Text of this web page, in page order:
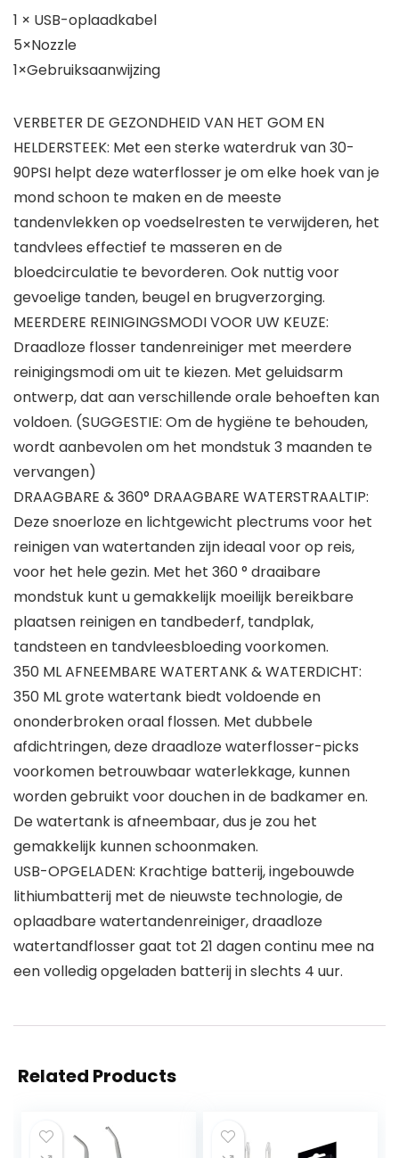
1 × USB-oplaadkabel
5×Nozzle
1×Gebruiksaanwijzing
VERBETER DE GEZONDHEID VAN HET GOM EN
HELDERSTEEK: Met een sterke waterdruk van 30-
90PSI helpt deze waterflosser je om elke hoek van je
mond schoon te maken en de meeste
tandenvlekken op voedselresten te verwijderen, het
tandvlees effectief te masseren en de
bloedcirculatie te bevorderen. Ook nuttig voor
gevoelige tanden, beugel en brugverzorging.
MEERDERE REINIGINGSMODI VOOR UW KEUZE:
Draadloze flosser tandenreiniger met meerdere
reinigingsmodi om uit te kiezen. Met geluidsarm
ontwerp, dat aan verschillende orale behoeften kan
voldoen. (SUGGESTIE: Om de hygiëne te behouden,
wordt aanbevolen om het mondstuk 3 maanden te
vervangen)
DRAAGBARE & 360° DRAAGBARE WATERSTRAALTIP:
Deze snoerloze en lichtgewicht plectrums voor het
reinigen van watertanden zijn ideaal voor op reis,
voor het hele gezin. Met het 360 ° draaibare
mondstuk kunt u gemakkelijk moeilijk bereikbare
plaatsen reinigen en tandbederf, tandplak,
tandsteen en tandvleesbloeding voorkomen.
350 ML AFNEEMBARE WATERTANK & WATERDICHT:
350 ML grote watertank biedt voldoende en
ononderbroken oraal flossen. Met dubbele
afdichtringen, deze draadloze waterflosser-picks
voorkomen betrouwbaar waterlekkage, kunnen
worden gebruikt voor douchen in de badkamer en.
De watertank is afneembaar, dus je zou het
gemakkelijk kunnen schoonmaken.
USB-OPGELADEN: Krachtige batterij, ingebouwde
lithiumbatterij met de nieuwste technologie, de
oplaadbare watertandenreiniger, draadloze
watertandflosser gaat tot 21 dagen continu mee na
een volledig opgeladen batterij in slechts 4 uur.
Related Products